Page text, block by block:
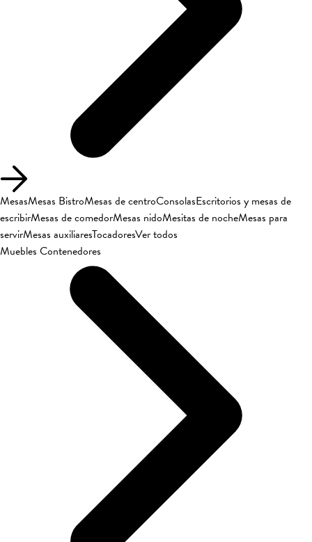
MesasMesas BistroMesas de centroConsolasEscritorios y mesas de
escribirMesas de comedorMesas nidoMesitas de nocheMesas para
servirMesas auxiliaresTocadoresVer todos
Muebles Contenedores